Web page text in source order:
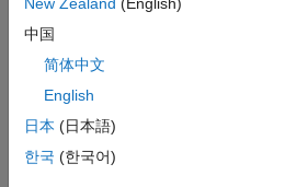
出力引数
すべて展開する
name
const char*
New Zealand (English)
中国
简体中文
English
日本 (日本語)
한국 (한국어)